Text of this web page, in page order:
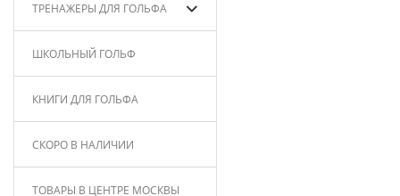
ТРЕНАЖЕРЫ ДЛЯ ГОЛЬФА
ШКОЛЬНЫЙ ГОЛЬФ
КНИГИ ДЛЯ ГОЛЬФА
СКОРО В НАЛИЧИИ
ТОВАРЫ В ЦЕНТРЕ МОСКВЫ